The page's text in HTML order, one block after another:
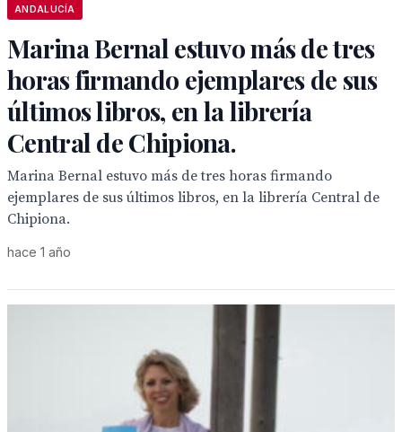
ANDALUCÍA
Marina Bernal estuvo más de tres
horas firmando ejemplares de sus
últimos libros, en la librería
Central de Chipiona.
Marina Bernal estuvo más de tres horas firmando
ejemplares de sus últimos libros, en la librería Central de
Chipiona.
hace 1 año